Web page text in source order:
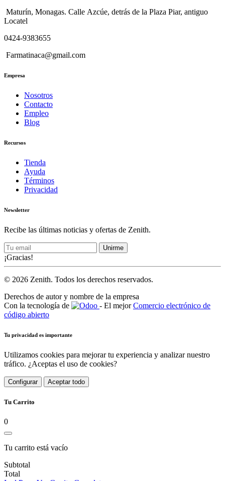
Maturín, Monagas. Calle Azcúe, detrás de la Plaza Piar, antiguo
Locatel
0424-9383655
Farmatinaca@gmail.com
Empresa
Nosotros
Contacto
Empleo
Blog
Recursos
Tienda
Ayuda
Términos
Privacidad
Newsletter
Recibe las últimas noticias y ofertas de Zenith.
Unirme
¡Gracias!
© 2026 Zenith. Todos los derechos reservados.
Derechos de autor y nombre de la empresa
Con la tecnología de
- El mejorComercio electrónico de
código abierto
Tu privacidad es importante
Utilizamos cookies para mejorar tu experiencia y analizar nuestro
tráfico. ¿Aceptas el uso de cookies?
Configurar Aceptar todo
Tu Carrito
0
Tu carrito está vacío
Subtotal
Total